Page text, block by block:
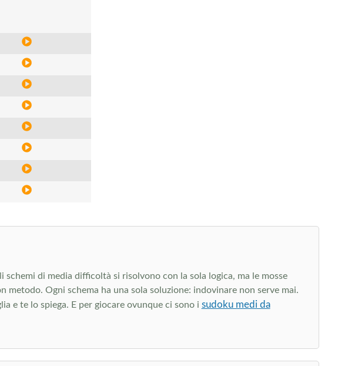
di media difficoltà si risolvono con la sola logica, ma le mosse
Ogni schema ha una sola soluzione: indovinare non serve mai.
e te lo spiega. E per giocare ovunque ci sono i sudoku medi da